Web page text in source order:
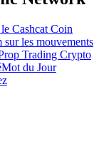
Cashcat Coin
sur les mouvements
Trading Crypto
Mot du Jour